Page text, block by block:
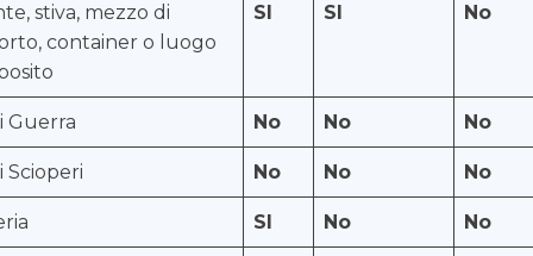
stiva, mezzo di
container o luogo
SI SI No
Guerra No No No
Scioperi No No No
SI No No